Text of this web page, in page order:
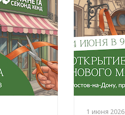
1 июня 2026